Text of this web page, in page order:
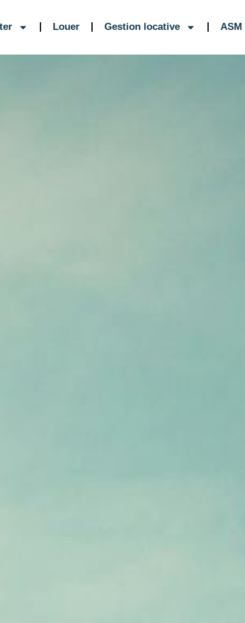
Louer Gestion locative ASM